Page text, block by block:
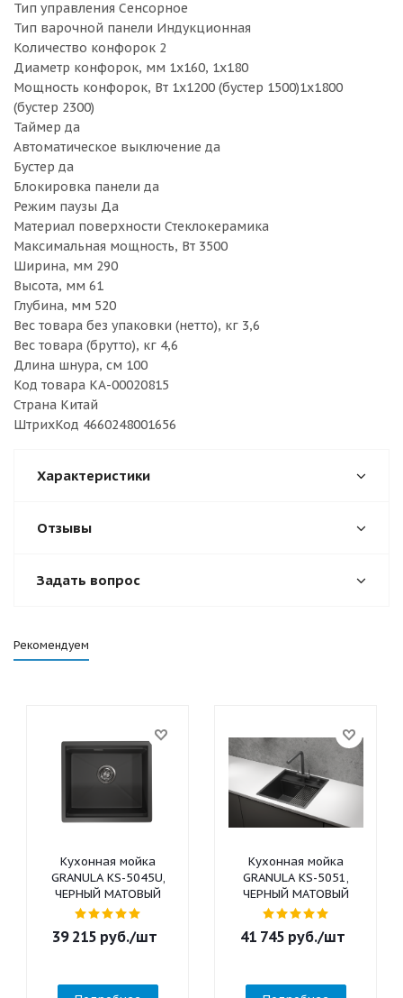
Тип управления Сенсорное
Тип варочной панели Индукционная
Количество конфорок 2
Диаметр конфорок, мм 1x160, 1x180
Мощность конфорок, Вт 1х1200 (бустер 1500)1х1800
(бустер 2300)
Таймер да
Автоматическое выключение да
Бустер да
Блокировка панели да
Режим паузы Да
Материал поверхности Стеклокерамика
Максимальная мощность, Вт 3500
Ширина, мм 290
Высота, мм 61
Глубина, мм 520
Вес товара без упаковки (нетто), кг 3,6
Вес товара (брутто), кг 4,6
Длина шнура, см 100
Код товара КА-00020815
Страна Китай
ШтрихКод 4660248001656
Характеристики
Отзывы
Задать вопрос
Рекомендуем
Кухонная мойка
GRANULA KS-5045U,
ЧЕРНЫЙ МАТОВЫЙ
39 215 руб./шт
Кухонная мойка
GRANULA KS-5051,
ЧЕРНЫЙ МАТОВЫЙ
41 745 руб./шт